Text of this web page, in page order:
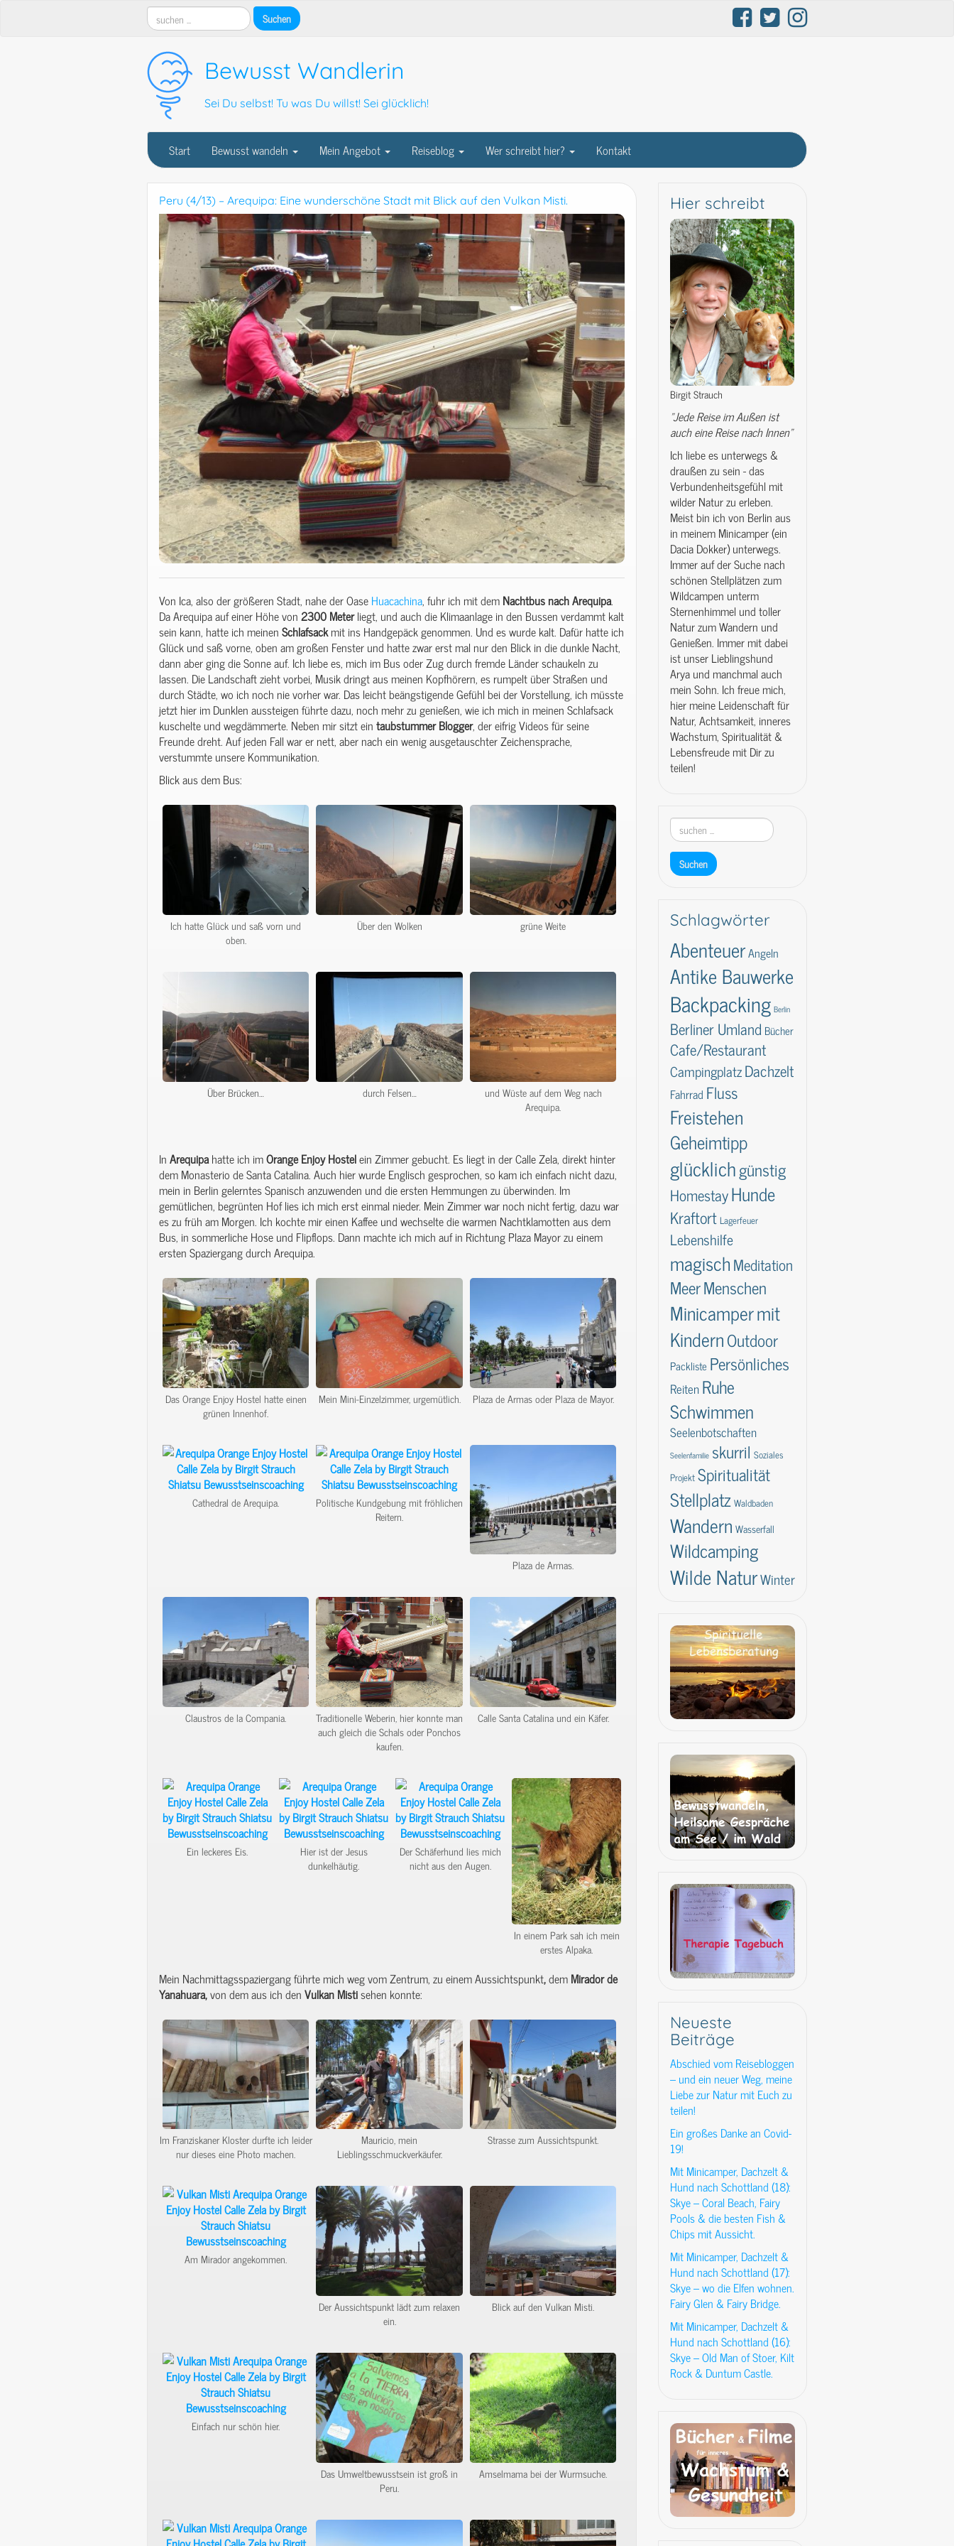
Bewusst Wandlerin
Sei Du selbst! Tu was Du willst! Sei glücklich!
Start Bewusst wandeln Mein Angebot Reiseblog Wer schreibt hier? Kontakt
Peru (4/13) – Arequipa: Eine wunderschöne Stadt mit Blick auf den Vulkan Misti.
Von Ica, also der größeren Stadt, nahe der OaseHuacachina, fuhr ich mit demNachtbusnach Arequipa.
Da Arequipa auf einer Höhe von2300Meterliegt, und auch die Klimaanlage in den Bussen verdammt kalt
sein kann, hatte ich meinenSchlafsackmit ins Handgepäck genommen. Und es wurde kalt. Dafür hatte ich
Glück und saß vorne, oben am großen Fenster und hatte zwar erst mal nur den Blick in die dunkle Nacht,
dann aber ging die Sonne auf. Ich liebe es, mich im Bus oder Zug durch fremde Länder schaukeln zu
lassen. Die Landschaft zieht vorbei, Musik dringt aus meinen Kopfhörern, es rumpelt über Straßen und
durch Städte, wo ich noch nie vorher war. Das leicht beängstigende Gefühl bei der Vorstellung, ich müsste
jetzt hier im Dunklen aussteigen führte dazu, noch mehr zu genießen, wie ich mich in meinen Schlafsack
kuschelte und wegdämmerte. Neben mir sitzt eintaubstummerBlogger, der eifrig Videos für seine
Freunde dreht. Auf jeden Fall war er nett, aber nach ein wenig ausgetauschter Zeichensprache,
verstummte unsere Kommunikation.
Blick aus dem Bus:
Ich hatte Glück und saß vorn und
oben.
Über den Wolken grüne Weite
Über Brücken… durch Felsen…
und Wüste auf dem Weg nach
Arequipa.
InArequipahatte ich imOrangeEnjoyHostelein Zimmer gebucht. Es liegt in der Calle Zela, direkt hinter
dem Monasterio de Santa Catalina. Auch hier wurde Englisch gesprochen, so kam ich einfach nicht dazu,
mein in Berlin gelerntes Spanisch anzuwenden und die ersten Hemmungen zu überwinden. Im
gemütlichen, begrünten Hof lies ich mich erst einmal nieder. Mein Zimmer war noch nicht fertig, dazu war
es zu früh am Morgen. Ich kochte mir einen Kaffee und wechselte die warmen Nachtklamotten aus dem
Bus, in sommerliche Hose und Flipflops. Dann machte ich mich auf in Richtung Plaza Mayor zu einem
ersten Spaziergang durch Arequipa.
Das Orange Enjoy Hostel hatte einen
grünen Innenhof.
Mein Mini-Einzelzimmer, urgemütlich. Plaza de Armas oder Plaza de Mayor.
Cathedral de Arequipa.
Politische Kundgebung mit fröhlichen
Reitern.
Plaza de Armas.
Claustros de la Compania.
Traditionelle Weberin, hier konnte man
auch gleich die Schals oder Ponchos
kaufen.
Calle Santa Catalina und ein Käfer.
Ein leckeres Eis.
Hier ist der Jesus
dunkelhäutig.
Der Schäferhund lies mich
nicht aus den Augen.
In einem Park sah ich mein
erstes Alpaka.
Mein Nachmittagsspaziergang führte mich weg vom Zentrum, zu einem Aussichtspunkt,demMirador de
Yanahuara,von dem aus ich denVulkanMistisehen konnte:
Im Franziskaner Kloster durfte ich leider
nur dieses eine Photo machen.
Mauricio, mein
Lieblingsschmuckverkäufer.
Strasse zum Aussichtspunkt.
Am Mirador angekommen.
Der Aussichtspunkt lädt zum relaxen
ein.
Blick auf den Vulkan Misti.
Einfach nur schön hier.
Das Umweltbewusstsein ist groß in
Peru.
Amselmama bei der Wurmsuche.
Hier schreibt
Birgit Strauch
"Jede Reise im Außen ist
auch eine Reise nach Innen"
Ich liebe es unterwegs &
draußen zu sein - das
Verbundenheitsgefühl mit
wilder Natur zu erleben.
Meist bin ich von Berlin aus
in meinem Minicamper (ein
Dacia Dokker) unterwegs.
Immer auf der Suche nach
schönen Stellplätzen zum
Wildcampen unterm
Sternenhimmel und toller
Natur zum Wandern und
Genießen. Immer mit dabei
ist unser Lieblingshund
Arya und manchmal auch
mein Sohn. Ich freue mich,
hier meine Leidenschaft für
Natur, Achtsamkeit, inneres
Wachstum, Spiritualität &
Lebensfreude mit Dir zu
teilen!
Schlagwörter
AbenteuerAngeln
Antike Bauwerke
Backpacking Berlin
Berliner Umland Bücher
Cafe/Restaurant
CampingplatzDachzelt
Fahrrad Fluss
Freistehen
Geheimtipp
glücklichgünstig
HomestayHunde
KraftortLagerfeuer
Lebenshilfe
magischMeditation
MeerMenschen
Minicampermit
KindernOutdoor
Packliste Persönliches
ReitenRuhe
Schwimmen
Seelenbotschaften
Seelenfamilie skurril Soziales
ProjektSpiritualität
StellplatzWaldbaden
Wandern Wasserfall
Wildcamping
Wilde NaturWinter
Neueste
Beiträge
Abschied vom Reisebloggen
– und ein neuer Weg, meine
Liebe zur Natur mit Euch zu
teilen!
Ein großes Danke an Covid-
19!
Mit Minicamper, Dachzelt &
Hund nach Schottland (18):
Skye – Coral Beach, Fairy
Pools & die besten Fish &
Chips mit Aussicht.
Mit Minicamper, Dachzelt &
Hund nach Schottland (17):
Skye – wo die Elfen wohnen.
Fairy Glen & Fairy Bridge.
Mit Minicamper, Dachzelt &
Hund nach Schottland (16):
Skye – Old Man of Stoer, Kilt
Rock & Duntum Castle.